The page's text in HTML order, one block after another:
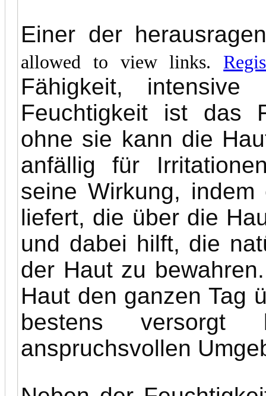
Einer der
allowed to view links.
Fähigkeit, intensive
Feuchtigkeit ist das
ohne sie kann die
anfällig für
seine Wirkung,
liefert, die über die
und dabei hilft, die
der Haut zu
Haut den ganzen Tag
bestens
anspruchsvollen